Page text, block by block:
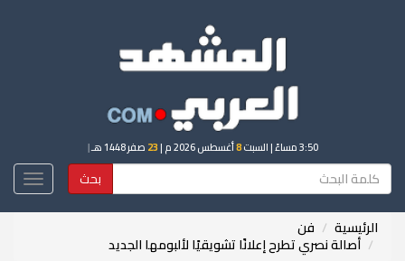
3:50 مساءً | السبت8أغسطس 2026 م | 23 صفر 1448 هـ |
بحث
الرئيسية فن
أصالة نصري تطرح إعلانًا تشويقيًا لألبومها الجديد